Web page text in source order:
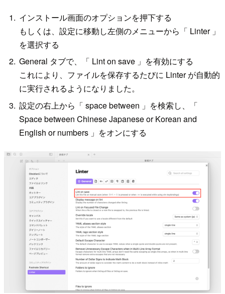
インストール画面のオプションを押下する
もしくは、設定に移動し左側のメニューから「 Linter 」
を選択する
General タブで、「 Lint on save 」を有効にする
これにより、ファイルを保存するたびに Linter が自動的
に実行されるようになりました。
設定の右上から「 space between 」を検索し、「
Space between Chinese Japanese or Korean and
English or numbers 」をオンにする